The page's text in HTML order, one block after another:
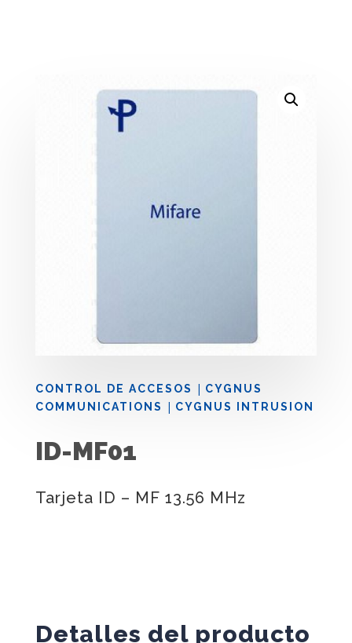
CONTROL DE ACCESOS | CYGNUS
COMMUNICATIONS
| CYGNUS INTRUSION
ID-MF01
Tarjeta ID – MF 13.56 MHz
Detalles del producto